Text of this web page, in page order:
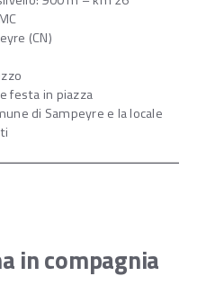
(CN)
festa in piazza
di Sampeyre e la locale
in compagnia